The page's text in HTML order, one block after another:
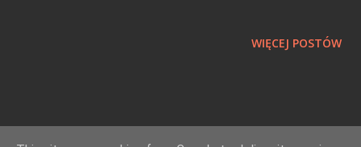
lektury i własnej interpretacji. Wynik: dane pobrane ze
WIĘCEJ POSTÓW